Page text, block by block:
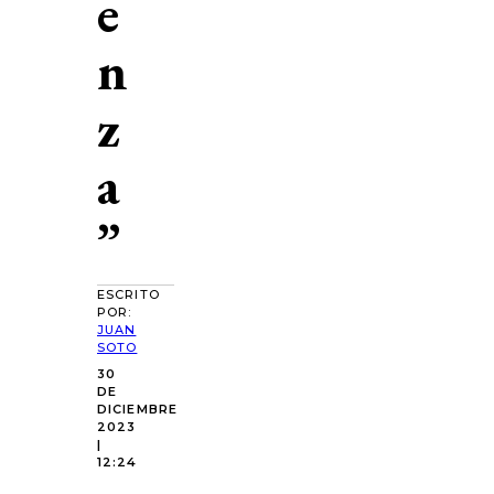
n
z
a
”
ESCRITO
POR:
JUAN
SOTO
30
DE
DICIEMBRE
2023
|
12:24